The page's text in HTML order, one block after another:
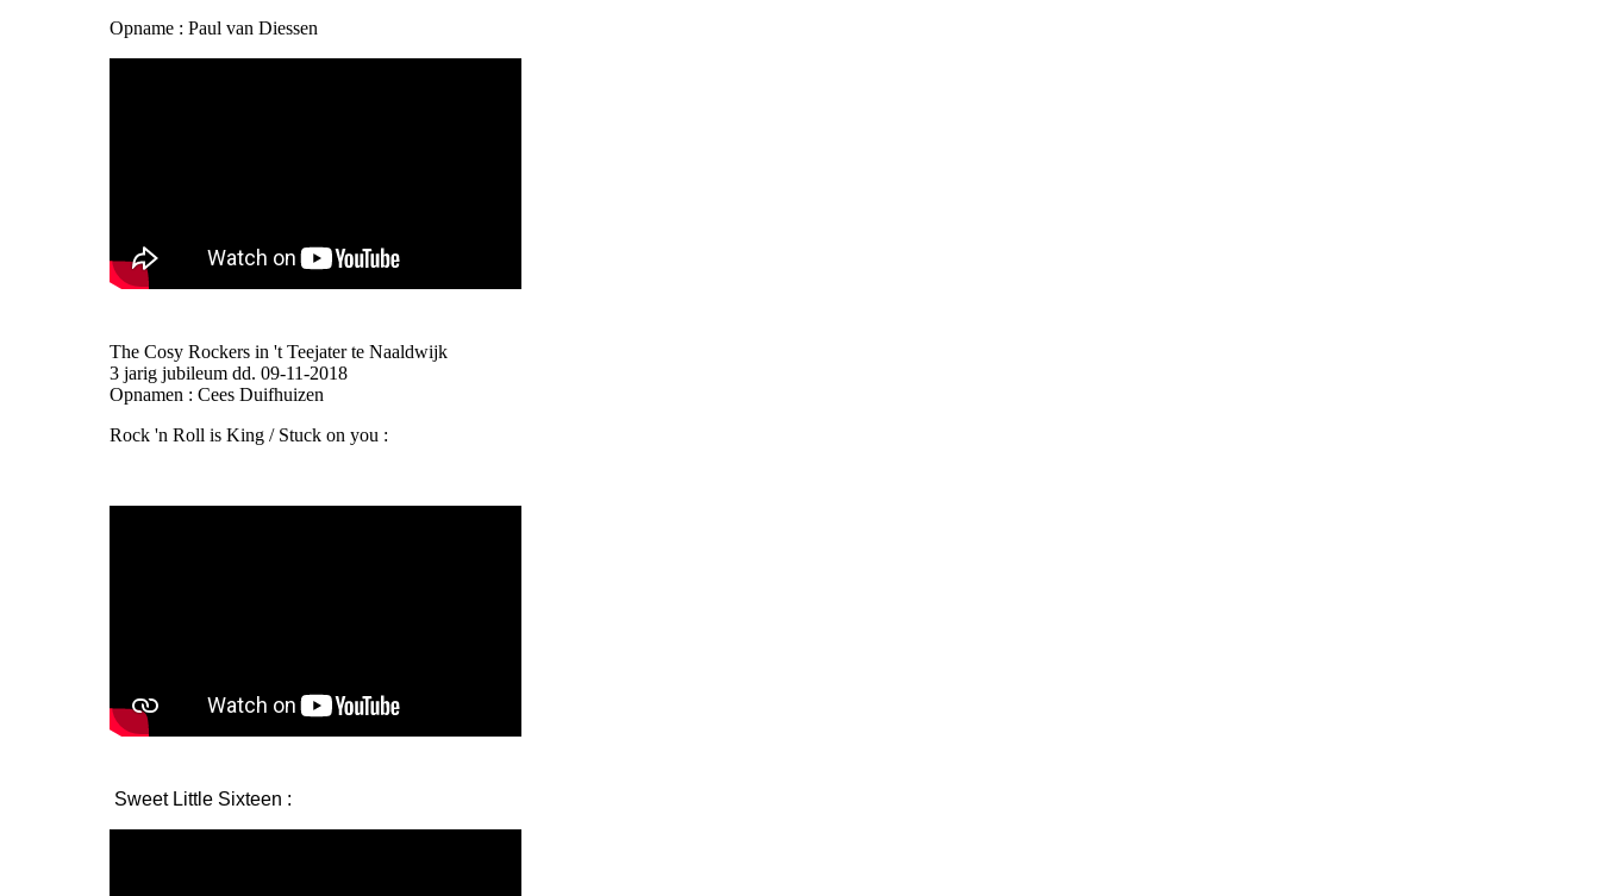
Opname : Paul van Diessen
The Cosy Rockers in 't Teejater te Naaldwijk
3 jarig jubileum dd. 09-11-2018
Opnamen : Cees Duifhuizen
Rock 'n Roll is King / Stuck on you :
Sweet Little Sixteen :